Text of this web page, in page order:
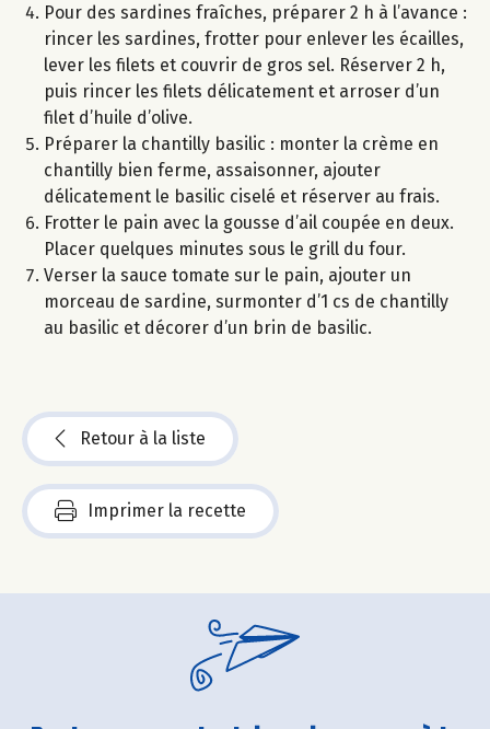
Pour des sardines fraîches, préparer 2 h à l’avance :
rincer les sardines, frotter pour enlever les écailles,
lever les filets et couvrir de gros sel. Réserver 2 h,
puis rincer les filets délicatement et arroser d’un
filet d’huile d’olive.
Préparer la chantilly basilic : monter la crème en
chantilly bien ferme, assaisonner, ajouter
délicatement le basilic ciselé et réserver au frais.
Frotter le pain avec la gousse d’ail coupée en deux.
Placer quelques minutes sous le grill du four.
Verser la sauce tomate sur le pain, ajouter un
morceau de sardine, surmonter d’1 cs de chantilly
au basilic et décorer d’un brin de basilic.
Retour à la liste
Imprimer la recette